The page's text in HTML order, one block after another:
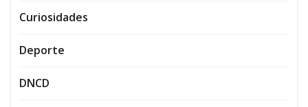
Curiosidades
Deporte
DNCD